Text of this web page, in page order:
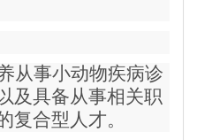
从事小动物疾病诊
及具备从事相关职
复合型人才。